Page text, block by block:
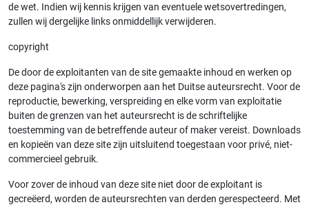
de wet. Indien wij kennis krijgen van eventuele wetsovertredingen,
zullen wij dergelijke links onmiddellijk verwijderen.
copyright
De door de exploitanten van de site gemaakte inhoud en werken op
deze pagina's zijn onderworpen aan het Duitse auteursrecht. Voor de
reproductie, bewerking, verspreiding en elke vorm van exploitatie
buiten de grenzen van het auteursrecht is de schriftelijke
toestemming van de betreffende auteur of maker vereist. Downloads
en kopieën van deze site zijn uitsluitend toegestaan ​​voor privé, niet-
commercieel gebruik.
Voor zover de inhoud van deze site niet door de exploitant is
gecreëerd, worden de auteursrechten van derden gerespecteerd. Met